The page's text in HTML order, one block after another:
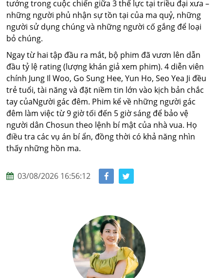
tưởng trong cuộc chiến giữa 3 thế lực tại triều đại xưa –
những người phủ nhận sự tồn tại của ma quỷ, những
người sử dụng chúng và những người cố gắng để loại
bỏ chúng.
Ngay từ hai tập đầu ra mắt, bộ phim đã vươn lên dẫn
đầu tỷ lệ rating (lượng khán giả xem phim). 4 diễn viên
chính Jung Il Woo, Go Sung Hee, Yun Ho, Seo Yea Ji đều
trẻ tuổi, tài năng và đặt niềm tin lớn vào kịch bản chắc
tay củaNgười gác đêm. Phim kể về những người gác
đêm làm việc từ 9 giờ tối đến 5 giờ sáng để bảo vệ
người dân Chosun theo lệnh bí mật của nhà vua. Họ
điều tra các vụ án bí ẩn, đồng thời có khả năng nhìn
thấy những hồn ma.
03/08/2026 16:56:12